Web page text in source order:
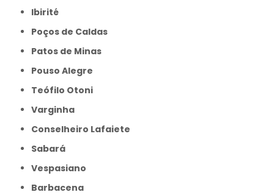
Ibirité
Poços de Caldas
Patos de Minas
Pouso Alegre
Teófilo Otoni
Varginha
Conselheiro Lafaiete
Sabará
Vespasiano
Barbacena